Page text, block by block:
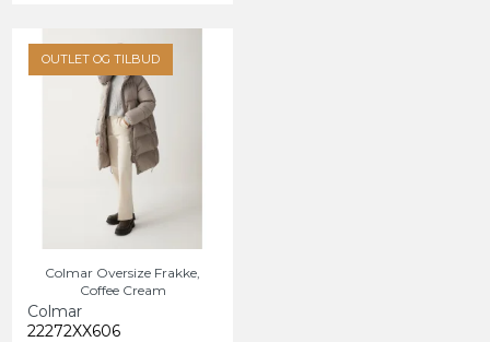
OUTLET OG TILBUD
Colmar Oversize Frakke,
Coffee Cream
Colmar
22272XX606